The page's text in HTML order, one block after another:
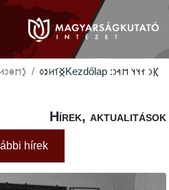
𐲞𐳙 𐳐𐳦𐳦
Kezdőlap
‮𐲏𐳑𐳢𐳉𐳓
Hírek,
hírek